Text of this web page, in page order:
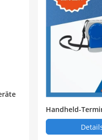
Handheld-